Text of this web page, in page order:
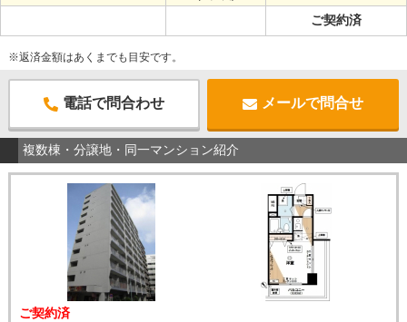
ご契約済
※返済金額はあくまでも目安です。
電話で問合わせ メールで問合せ
複数棟・分譲地・同一マンション紹介
ご契約済